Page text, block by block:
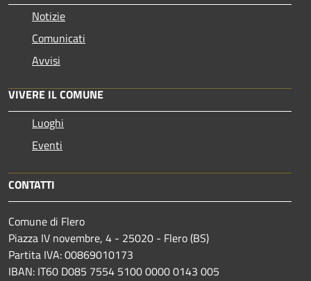
Notizie
Comunicati
Avvisi
VIVERE IL COMUNE
Luoghi
Eventi
CONTATTI
Comune di Flero
Piazza IV novembre, 4 - 25020 - Flero (BS)
Partita IVA: 00869010173
IBAN: IT60 D085 7554 5100 0000 0143 005